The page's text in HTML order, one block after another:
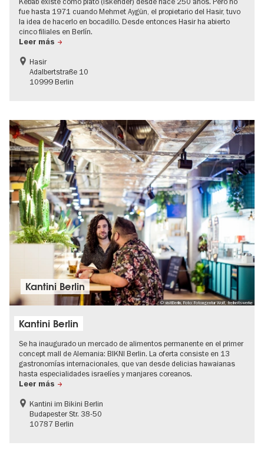
fue hasta 1971 cuando Mehmet Aygün, el propietario del Hasir, tuvo
la idea de hacerlo en bocadillo. Desde entonces Hasir ha abierto
cinco filiales en Berlín.
Leer más
Hasir
Adalbertstraße 10
10999 Berlin
© visitBerlin, Foto: Fotoagentur Wolf, freiheitswerke
Kantini Berlin
Kantini Berlin
Se ha inaugurado un mercado de alimentos permanente en el primer
concept mall de Alemania: BIKNI Berlin. La oferta consiste en 13
gastronomías internacionales, que van desde delicias hawaianas
hasta especialidades israelíes y manjares coreanos.
Leer más
Kantini im Bikini Berlin
Budapester Str. 38-50
10787 Berlin